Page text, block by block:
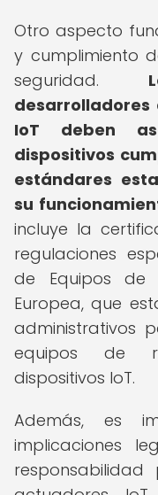
Otro aspecto
y cumplimiento
seguridad.
desarrolladores
IoT deben
dispositivos
estándares
su
incluye la
regulaciones
de Equipos de
Europea, que
administrativos
equipos de
dispositivos IoT.
Además, es
implicaciones